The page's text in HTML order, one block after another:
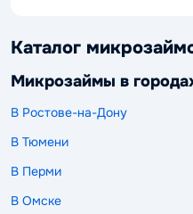
Каталог
Микрозаймы в
В Ростове-на-Дону
В Тюмени
В Перми
В Омске